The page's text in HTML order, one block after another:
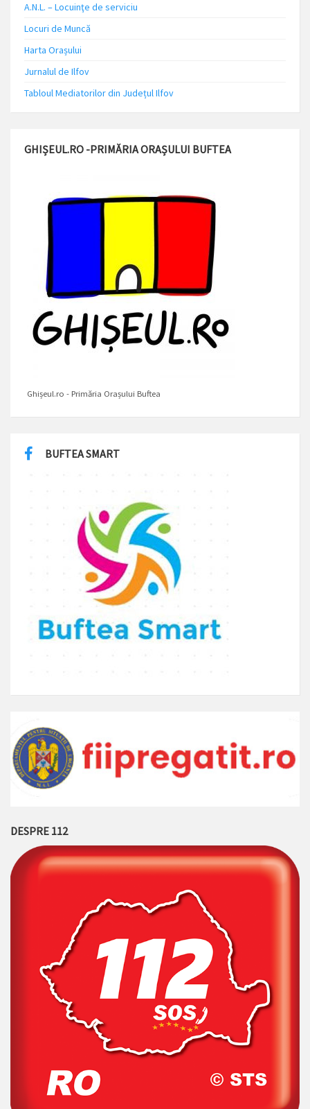
A.N.L. – Locuinţe de serviciu
Locuri de Muncă
Harta Orașului
Jurnalul de Ilfov
Tabloul Mediatorilor din Județul Ilfov
GHIȘEUL.RO -PRIMĂRIA ORAȘULUI BUFTEA
Ghișeul.ro - Primăria Orașului Buftea
BUFTEA SMART
DESPRE 112